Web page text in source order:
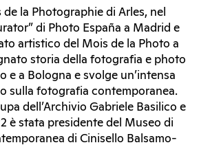
de la Photographie di Arles, nel
di Photo España a Madrid e
artistico del Mois de la Photo a
storia della fotografia e photo
e a Bologna e svolge un’intensa
sulla fotografia contemporanea.
dell’Archivio Gabriele Basilico e
è stata presidente del Museo di
di Cinisello Balsamo-